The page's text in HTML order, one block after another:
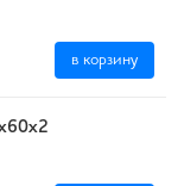
в корзину